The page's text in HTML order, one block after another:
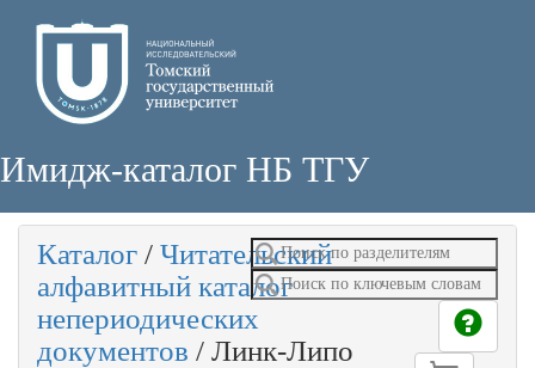
Имидж-каталог НБ ТГУ
Каталог / Читательский
алфавитный каталог
непериодических
документов / Линк-Липо